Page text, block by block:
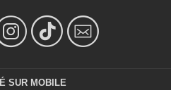
SUR MOBILE